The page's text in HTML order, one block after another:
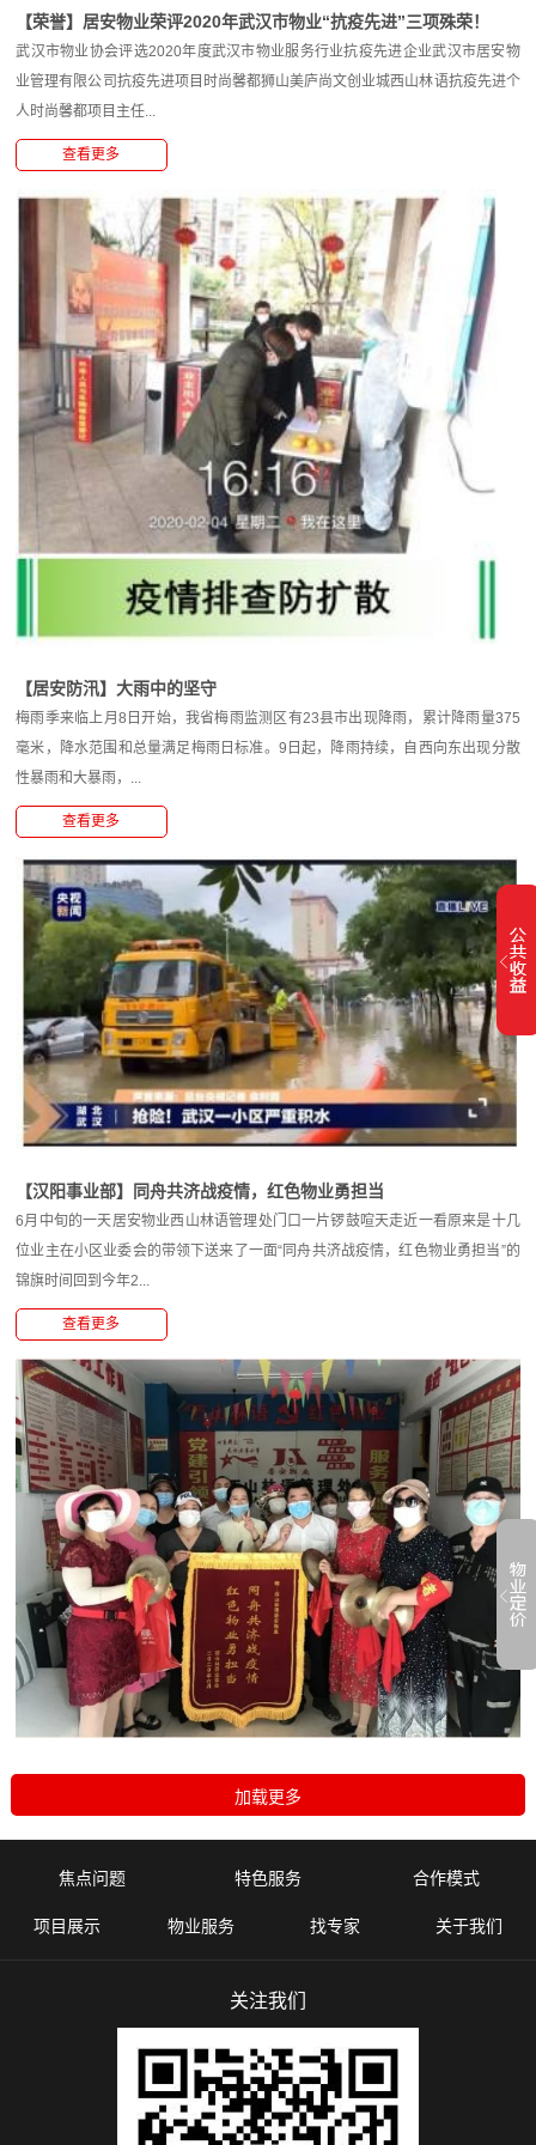
【荣誉】居安物业荣评2020年武汉市物业“抗疫先进”三项殊荣！
武汉市物业协会评选2020年度武汉市物业服务行业抗疫先进企业武汉市居安物
业管理有限公司抗疫先进项目时尚馨都狮山美庐尚文创业城西山林语抗疫先进个
人时尚馨都项目主任...
查看更多
【居安防汛】大雨中的坚守
梅雨季来临上月8日开始，我省梅雨监测区有23县市出现降雨，累计降雨量375
毫米，降水范围和总量满足梅雨日标准。9日起，降雨持续，自西向东出现分散
性暴雨和大暴雨，...
查看更多
【汉阳事业部】同舟共济战疫情，红色物业勇担当
6月中旬的一天居安物业西山林语管理处门口一片锣鼓喧天走近一看原来是十几
位业主在小区业委会的带领下送来了一面“同舟共济战疫情，红色物业勇担当”的
锦旗时间回到今年2...
查看更多
焦点问题 特色服务 合作模式
项目展示 物业服务 找专家 关于我们
关注我们